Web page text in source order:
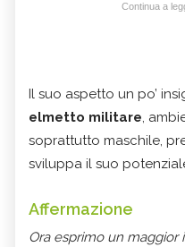
Continua a
Il suo aspetto un po’
elmetto militare,
soprattutto maschile,
sviluppa il suo
Affermazione
Ora esprimo un maggior